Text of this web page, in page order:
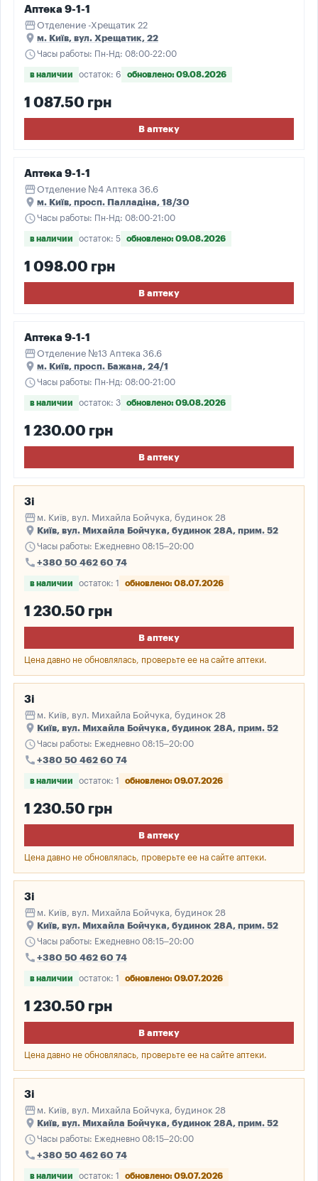
Аптека 9-1-1
storefrontОтделение -Хрещатик 22
place м. Київ, вул. Хрещатик, 22
scheduleЧасы работы: Пн-Нд: 08:00-22:00
в наличии остаток: 6 обновлено: 09.08.2026
1 087.50 грн
В аптеку
Аптека 9-1-1
storefrontОтделение №4 Аптека 36.6
place м. Київ, просп. Палладіна, 18/30
scheduleЧасы работы: Пн-Нд: 08:00-21:00
в наличии остаток: 5 обновлено: 09.08.2026
1 098.00 грн
В аптеку
Аптека 9-1-1
storefrontОтделение №13 Аптека 36.6
place м. Київ, просп. Бажана, 24/1
scheduleЧасы работы: Пн-Нд: 08:00-21:00
в наличии остаток: 3 обновлено: 09.08.2026
1 230.00 грн
В аптеку
3і
storefront м. Київ, вул. Михайла Бойчука, будинок 28
place Київ, вул. Михайла Бойчука, будинок 28А, прим. 52
scheduleЧасы работы: Ежедневно 08:15–20:00
call +380 50 462 60 74
в наличии остаток: 1 обновлено: 08.07.2026
1 230.50 грн
В аптеку
Цена давно не обновлялась, проверьте ее на сайте аптеки.
3і
storefront м. Київ, вул. Михайла Бойчука, будинок 28
place Київ, вул. Михайла Бойчука, будинок 28А, прим. 52
scheduleЧасы работы: Ежедневно 08:15–20:00
call +380 50 462 60 74
в наличии остаток: 1 обновлено: 09.07.2026
1 230.50 грн
В аптеку
Цена давно не обновлялась, проверьте ее на сайте аптеки.
3і
storefront м. Київ, вул. Михайла Бойчука, будинок 28
place Київ, вул. Михайла Бойчука, будинок 28А, прим. 52
scheduleЧасы работы: Ежедневно 08:15–20:00
call +380 50 462 60 74
в наличии остаток: 1 обновлено: 09.07.2026
1 230.50 грн
В аптеку
Цена давно не обновлялась, проверьте ее на сайте аптеки.
3і
storefront м. Київ, вул. Михайла Бойчука, будинок 28
place Київ, вул. Михайла Бойчука, будинок 28А, прим. 52
scheduleЧасы работы: Ежедневно 08:15–20:00
call +380 50 462 60 74
в наличии остаток: 1 обновлено: 09.07.2026